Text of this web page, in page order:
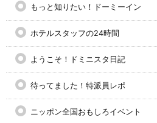
もっと知りたい！ドーミーイン
ホテルスタッフの24時間
ようこそ！ドミニスタ日記
待ってました！特派員レポ
ニッポン全国おもしろイベント